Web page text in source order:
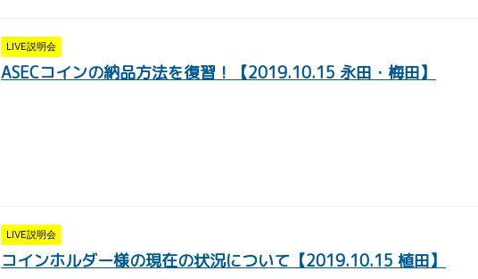
LIVE説明会
ASECコインの納品方法を復習！【2019.10.15 永田・梅田】
LIVE説明会
コインホルダー様の現在の状況について【2019.10.15 植田】